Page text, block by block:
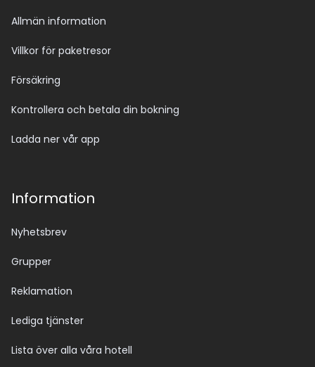
Allmän information
Villkor för paketresor
Försäkring
Kontrollera och betala din bokning
Ladda ner vår app
Information
Nyhetsbrev
Grupper
Reklamation
Lediga tjänster
Lista över alla våra hotell